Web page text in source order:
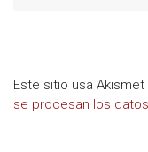
Este sitio usa
se procesan los